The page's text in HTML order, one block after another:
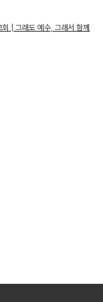
어진